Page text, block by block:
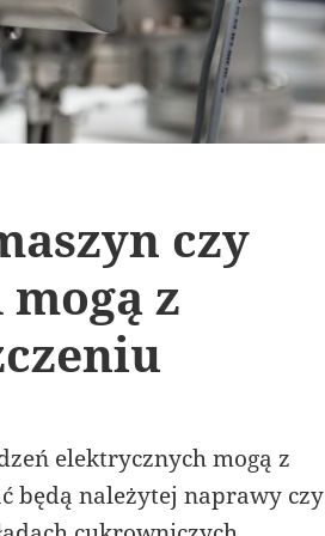
czy
z
elektrycznych mogą z
będą należytej naprawy czy